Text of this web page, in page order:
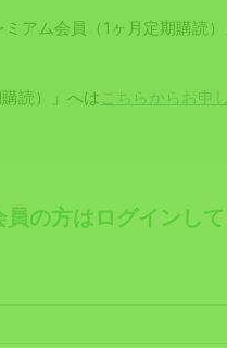
アム会員（1ヶ月定期購読
読）」へは こちらからお申
の方はログインして